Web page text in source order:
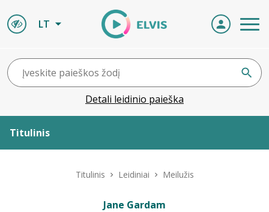
LT
Detali leidinio paieška
Titulinis
Titulinis Leidiniai Meilužis
Jane Gardam